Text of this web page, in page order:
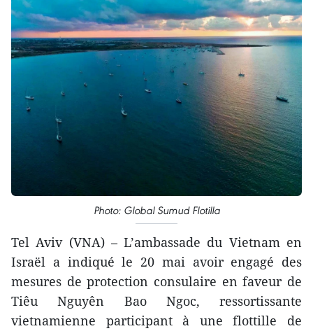
Photo: Global Sumud Flotilla
Tel Aviv (VNA) – L’ambassade du Vietnam en
Israël a indiqué le 20 mai avoir engagé des
mesures de protection consulaire en faveur de
Tiêu Nguyên Bao Ngoc, ressortissante
vietnamienne participant à une flottille de